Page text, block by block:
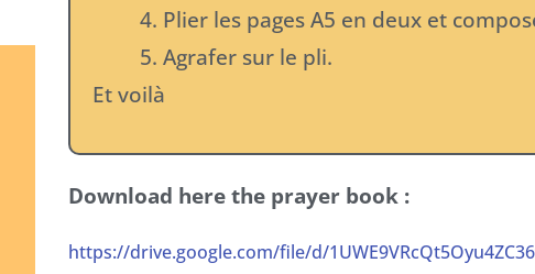
Plier les pages A5 en deux et
Agrafer sur le pli.
Et voilà
Download here the prayer book :
https://drive.google.com/file/d/